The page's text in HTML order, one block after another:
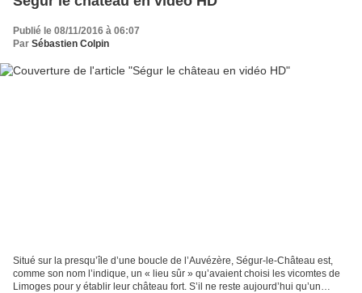
Publié le 08/11/2016 à 06:07
Par Sébastien Colpin
Situé sur la presqu’île d’une boucle de l’Auvézère, Ségur-le-Château est,
comme son nom l’indique, un « lieu sûr » qu’avaient choisi les vicomtes de
Limoges pour y établir leur château fort. S’il ne reste aujourd’hui qu’un